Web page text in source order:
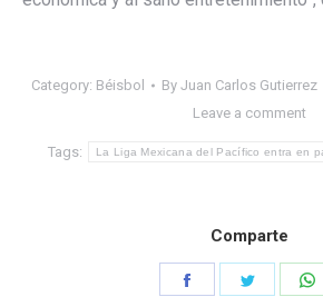
Category: Béisbol By Juan Carlos Gutierrez
Leave a comment
Tags: La Liga Mexicana del Pacífico entra en
Comparte
Share